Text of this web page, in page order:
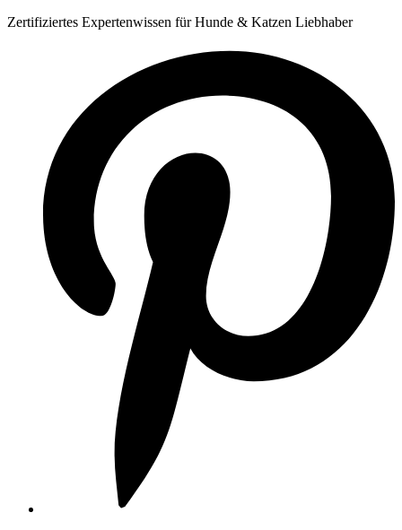
Zum
Zertifiziertes Expertenwissen für Hunde & Katzen Liebhaber